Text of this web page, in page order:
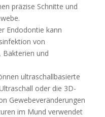
präzise Schnitte und
Endodontie kann
von
Bakterien und
ultraschallbasierte
oder die 3D-
Gewebeveränderungen
im Mund verwendet